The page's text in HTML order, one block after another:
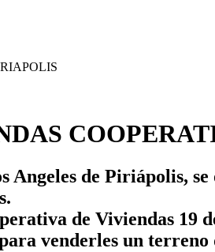
de Piriápolis,
de Viviendas 19
venderles un